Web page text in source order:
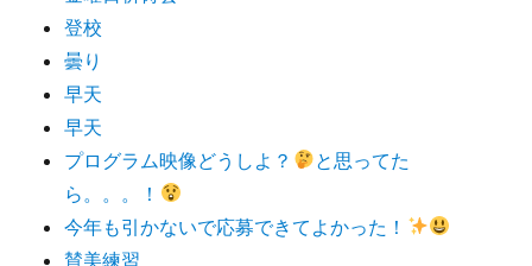
登校
曇り
早天
早天
プログラム映像どうしよ？
と思ってた
ら。。。！
今年も引かないで応募できてよかった！
賛美練習